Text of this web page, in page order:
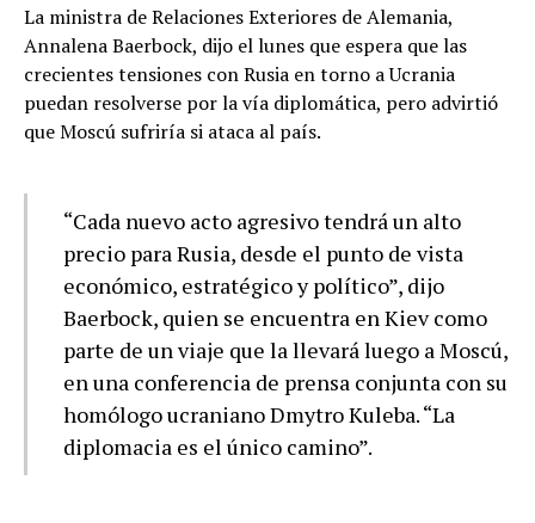
La ministra de Relaciones Exteriores de Alemania,
Annalena Baerbock, dijo el lunes que espera que las
crecientes tensiones con Rusia en torno a Ucrania
puedan resolverse por la vía diplomática, pero advirtió
que Moscú sufriría si ataca al país.
“Cada nuevo acto agresivo tendrá un alto
precio para Rusia, desde el punto de vista
económico, estratégico y político”, dijo
Baerbock, quien se encuentra en Kiev como
parte de un viaje que la llevará luego a Moscú,
en una conferencia de prensa conjunta con su
homólogo ucraniano Dmytro Kuleba. “La
diplomacia es el único camino”.